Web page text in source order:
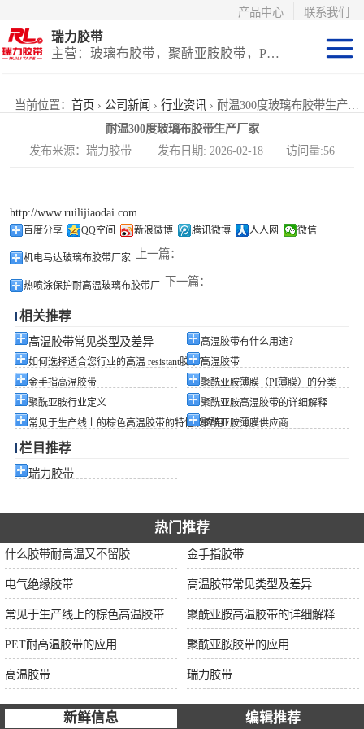
联系我们
产品中心
瑞力胶带
主营：玻璃布胶带，聚酰亚胺胶带，PET高温胶带，耐高温保护膜
当前位置： 首页 › 公司新闻 › 行业资讯 › 耐温300度玻璃布胶带生产厂家
耐温300度玻璃布胶带生产厂家
发布来源：瑞力胶带 发布日期: 2026-02-18 访问量:56
http://www.ruilijiaodai.com
百度分享 QQ空间 新浪微博 腾讯微博 人人网 微信
上一篇：
机电马达玻璃布胶带厂家
下一篇：
热喷涂保护耐高温玻璃布胶带厂
相关推荐
高温胶带常见类型及差异
高温胶带有什么用途？
如何选择适合您行业的高温 resistant胶带？高温胶带
金手指高温胶带
聚酰亚胺薄膜（PI薄膜）的分类
聚酰亚胺行业定义
聚酰亚胺高温胶带的详细解释
常见于生产线上的棕色高温胶带的特性及应用聚酰亚胺薄膜供应商
栏目推荐
瑞力胶带
热门推荐
什么胶带耐高温又不留胶 金手指胶带
电气绝缘胶带 高温胶带常见类型及差异
聚酰亚胺高温胶带的详细解释
PET耐高温胶带的应用 聚酰亚胺胶带的应用
高温胶带 瑞力胶带
新鲜信息 编辑推荐
聚酰亚胺系列
玻璃布胶带（特
（保护膜）
等离子热喷涂胶
带
防火陶瓷化硅胶
带